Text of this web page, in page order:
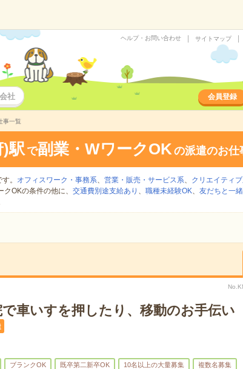
ヘルプ・お問い合わせ サイトマップ
社 会員登録
事一覧
駅 で副業・WワークOKの派遣のお仕
。 オフィスワーク・事務系、 営業・販売・サービス系、 クリエイティ
OKの条件の他に、 交通費別途支給あり 、 職種未経験OK、 友だちと一
で車いすを押したり、移動のお手伝い
ブランクOK 既卒第二新卒OK 10名以上の大量募集 複数名募集